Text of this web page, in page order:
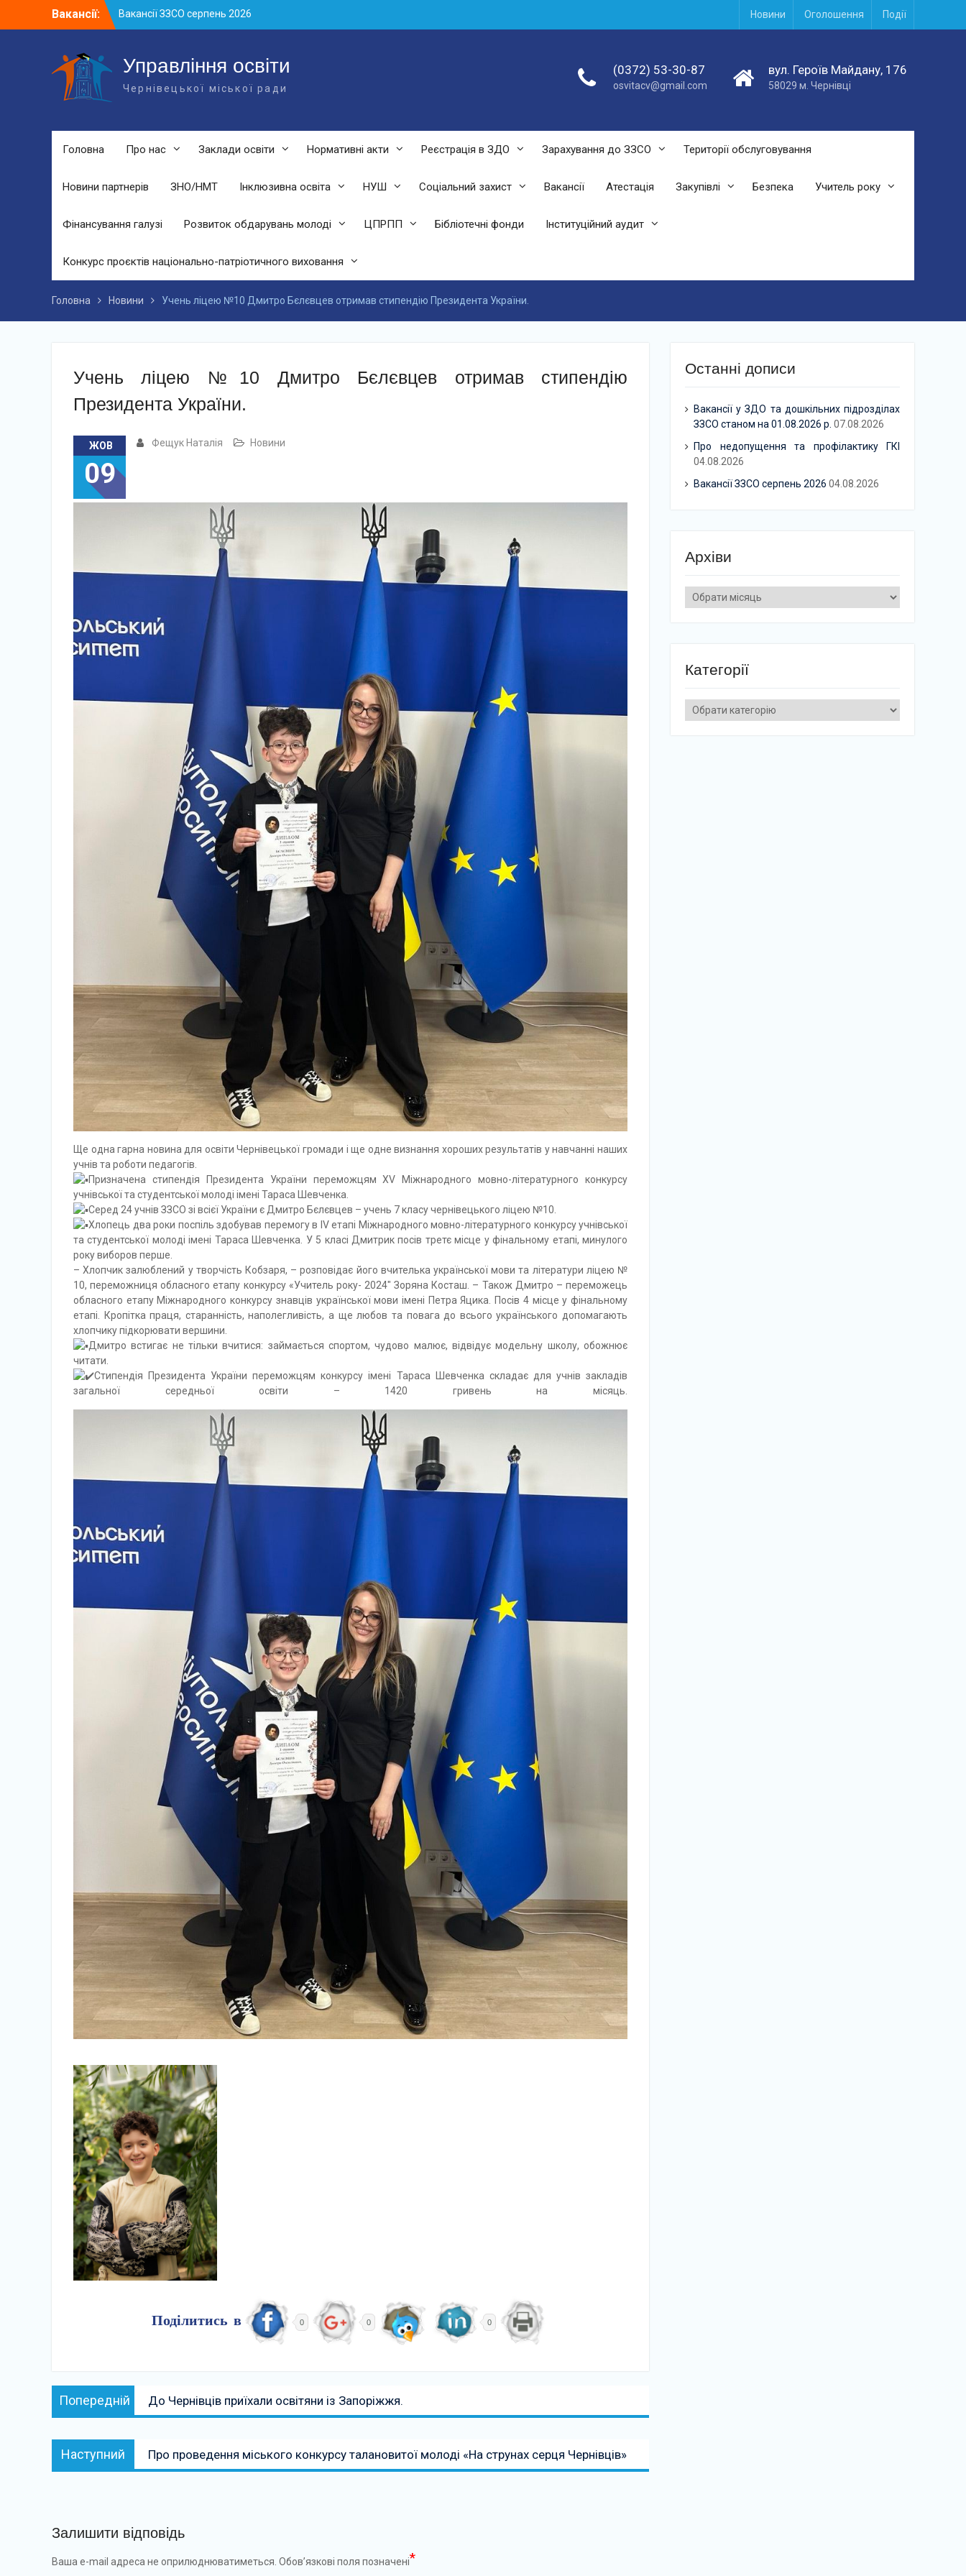
Вакансії:
Вакансії ЗЗСО червень 2026
Вакансії у ЗДО та дошкільних
р.
Вакансії ЗЗСО серпень 2026
Новини Оголошення Події
Управління освіти
Чернівецької міської ради
(0372) 53-30-87
osvitacv@gmail.com
вул. Героїв Майдану, 176
58029 м. Чернівці
Головна Про нас Заклади освіти Нормативні акти Реєстрація в ЗДО Зарахування до ЗЗСО Території обслуговування
Новини партнерів ЗНО/НМТ Інклюзивна освіта НУШ Соціальний захист Вакансії Атестація Закупівлі Безпека Учитель року
Фінансування галузі Розвиток обдарувань молоді ЦПРПП Бібліотечні фонди Інституційний аудит
Конкурс проєктів національно-патріотичного виховання
Головна Новини Учень ліцею №10 Дмитро Бєлєвцев отримав стипендію Президента України.
Учень ліцею №10 Дмитро Бєлєвцев отримав стипендію
Президента України.
ЖОВ
09
Фещук Наталія Новини
Ще одна гарна новина для освіти Чернівецької громади і ще одне визнання хороших результатів у навчанні наших
учнів та роботи педагогів.
Призначена стипендія Президента України переможцям XV Міжнародного мовно-літературного конкурсу
учнівської та студентської молоді імені Тараса Шевченка.
Серед 24 учнів ЗЗСО зі всієї України є Дмитро Бєлєвцев – учень 7 класу чернівецького ліцею №10.
Хлопець два роки поспіль здобував перемогу в ІV етапі Міжнародного мовно-літературного конкурсу учнівської
та студентської молоді імені Тараса Шевченка. У 5 класі Дмитрик посів третє місце у фінальному етапі, минулого
року виборов перше.
– Хлопчик залюблений у творчість Кобзаря, – розповідає його вчителька української мови та літератури ліцею №
10, переможниця обласного етапу конкурсу «Учитель року- 2024″ Зоряна Косташ. – Також Дмитро – переможець
обласного етапу Міжнародного конкурсу знавців української мови імені Петра Яцика. Посів 4 місце у фінальному
етапі. Кропітка праця, старанність, наполегливість, а ще любов та повага до всього українського допомагають
хлопчику підкорювати вершини.
Дмитро встигає не тільки вчитися: займається спортом, чудово малює, відвідує модельну школу, обожнює
читати.
Стипендія Президента України переможцям конкурсу імені Тараса Шевченка складає для учнів закладів
загальної середньої освіти – 1420 гривень на місяць.
Поділитись в 0 0 0
Навігація
записів
Попередній Попередній:
До Чернівців приїхали освітяни із Запоріжжя.
Наступний Наступний:
Про проведення міського конкурсу талановитої молоді «На струнах серця Чернівців»
Залишити відповідь
Ваша e-mail адреса не оприлюднюватиметься. Обов’язкові поля позначені*
Останні дописи
Вакансії у ЗДО та дошкільних підрозділах
ЗЗСО станом на 01.08.2026 р. 07.08.2026
Про недопущення та профілактику ГКІ
04.08.2026
Вакансії ЗЗСО серпень 2026 04.08.2026
Архіви
Архіви
Категорії
Категорії